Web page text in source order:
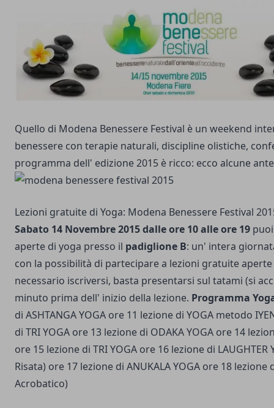
Quello di Modena Benessere Festival è un weekend
benessere con terapie naturali, discipline olistiche,
programma dell' edizione 2015 è ricco: ecco alcune
Lezioni gratuite di Yoga: Modena Benessere Festival
Sabato 14 Novembre 2015 dalle ore 10 alle ore 19
aperte di yoga presso il padiglione B: un' intera
con la possibilità di partecipare a lezioni gratuite
necessario iscriversi, basta presentarsi sul tatami (si
minuto prima dell' inizio della lezione. Programma
di ASHTANGA YOGA ore 11 lezione di YOGA metodo
di TRI YOGA ore 13 lezione di ODAKA YOGA ore 14
ore 15 lezione di TRI YOGA ore 16 lezione di LAUGHTER
Risata) ore 17 lezione di ANUKALA YOGA ore 18 lezione
Acrobatico)